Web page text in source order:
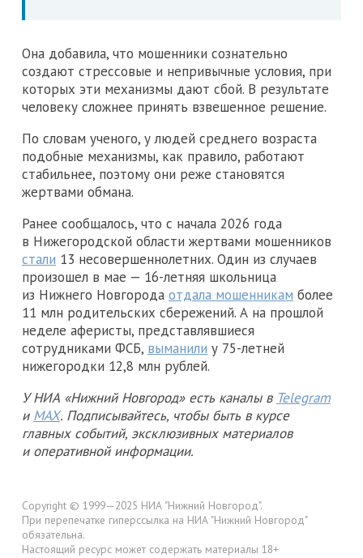
Она добавила, что мошенники сознательно
создают стрессовые и непривычные условия, при
которых эти механизмы дают сбой. В результате
человеку сложнее принять взвешенное решение.
По словам ученого, у людей среднего возраста
подобные механизмы, как правило, работают
стабильнее, поэтому они реже становятся
жертвами обмана.
Ранее сообщалось, что с начала 2026 года
в Нижегородской области жертвами мошенников
стали 13 несовершеннолетних. Один из случаев
произошел в мае — 16-летняя школьница
из Нижнего Новгорода отдала мошенникам более
11 млн родительских сбережений. А на прошлой
неделе аферисты, представлявшиеся
сотрудниками ФСБ, выманили у 75-летней
нижегородки 12,8 млн рублей.
У НИА «Нижний Новгород» есть каналы в Telegram
и MAX. Подписывайтесь, чтобы быть в курсе
главных событий, эксклюзивных материалов
и оперативной информации.
Copyright © 1999—2025 НИА "Нижний Новгород".
При перепечатке гиперссылка на НИА "Нижний Новгород"
обязательна.
Настоящий ресурс может содержать материалы 18+